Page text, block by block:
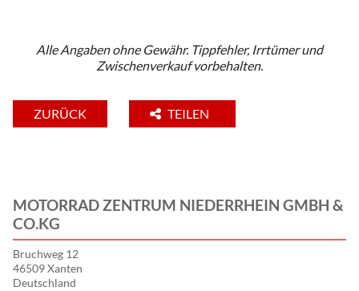
Alle Angaben ohne Gewähr. Tippfehler, Irrtümer und
Zwischenverkauf vorbehalten.
ZURÜCK TEILEN
MOTORRAD ZENTRUM NIEDERRHEIN GMBH &
CO.KG
Bruchweg 12
46509 Xanten
Deutschland